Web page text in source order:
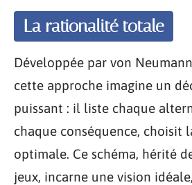
La rationalité totale
Développée par von
cette approche imagine un
puissant : il liste chaque
chaque conséquence, choisit
optimale. Ce schéma, hérité
jeux, incarne une vision